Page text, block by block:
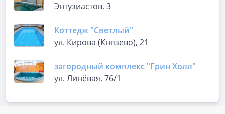
Энтузиастов, 3
Коттедж "Светлый"
ул. Кирова (Князево), 21
загородный комплекс "Грин Холл"
ул. Линёвая, 76/1